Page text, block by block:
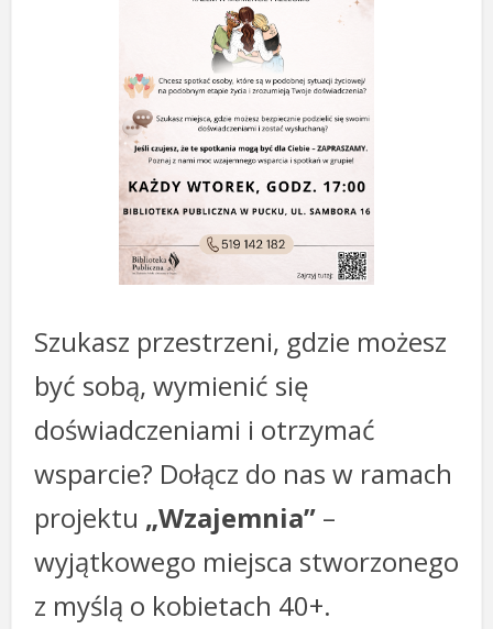
Szukasz przestrzeni, gdzie możesz
być sobą, wymienić się
doświadczeniami i otrzymać
wsparcie? Dołącz do nas w ramach
projektu „Wzajemnia” –
wyjątkowego miejsca stworzonego
z myślą o kobietach 40+.